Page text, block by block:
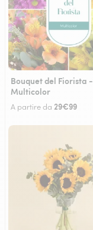
Bouquet del Fiorista -
Multicolor
A partire da 29€99